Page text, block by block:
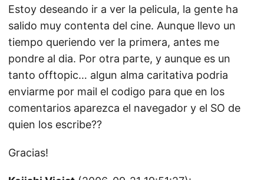
Estoy deseando ir a ver la pelicula, la gente ha
salido muy contenta del cine. Aunque llevo un
tiempo queriendo ver la primera, antes me
pondre al dia. Por otra parte, y aunque es un
tanto offtopic… algun alma caritativa podria
enviarme por mail el codigo para que en los
comentarios aparezca el navegador y el SO de
quien los escribe??
Gracias!